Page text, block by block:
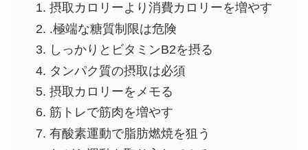
摂取カロリーより消費カロリーを増やす
.極端な糖質制限は危険
しっかりとビタミンB2を摂る
タンパク質の摂取は必須
摂取カロリーをメモる
筋トレで筋肉を増やす
有酸素運動で脂肪燃焼を狙う